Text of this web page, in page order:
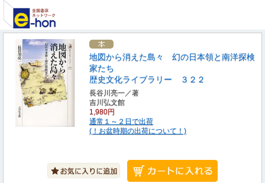
地図から消えた島々 幻の日本領と南洋探検
家たち
歴史文化ライブラリー ３２２
長谷川亮一／著
吉川弘文館
1,980円
通常１～２日で出荷
(！お盆時期の出荷について！)